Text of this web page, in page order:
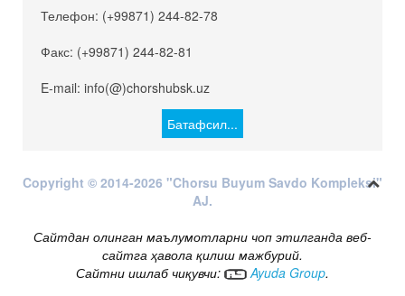
Телефон: (+99871) 244-82-78
Факс: (+99871) 244-82-81
E-mail: info(@)chorshubsk.uz
Батафсил...
Copyright © 2014-2026 "Chorsu Buyum Savdo Kompleksi"
AJ.
Сайтдан олинган маълумотларни чоп этилганда веб-
сайтга ҳавола қилиш мажбурий.
Сайтни ишлаб чиқувчи:
Ayuda Group.